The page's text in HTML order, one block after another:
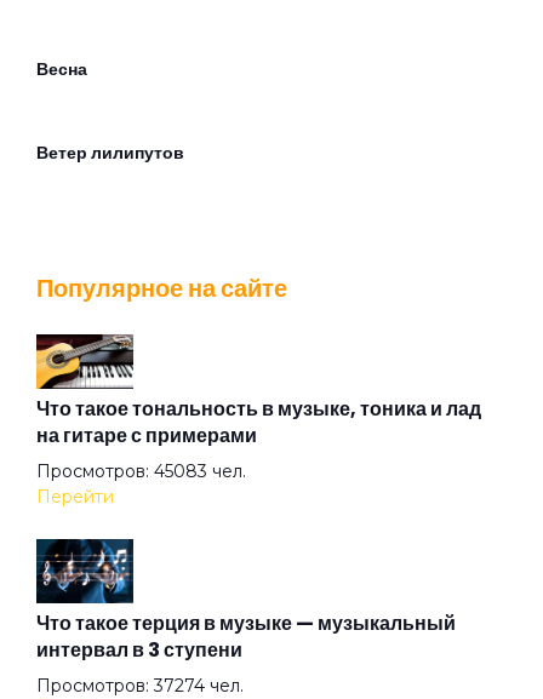
Весна
Ветер лилипутов
Вот же это слово
Вот и тень моя...
Вот и я не иду до конца
Вплети меня в свое кружево
Популярное на сайте
Что такое тональность в музыке, тоника и лад
на гитаре с примерами
Просмотров: 45083 чел.
Перейти
Что такое терция в музыке — музыкальный
интервал в 3 ступени
Просмотров: 37274 чел.